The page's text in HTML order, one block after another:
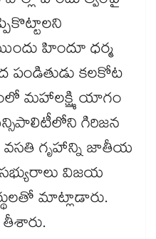
హిందూ ధర్మ
కలకోట
మహాలక్ష్మి యాగం
గిరిజన
గృహాన్ని జాతీయ
విజయ
మాట్లాడారు.